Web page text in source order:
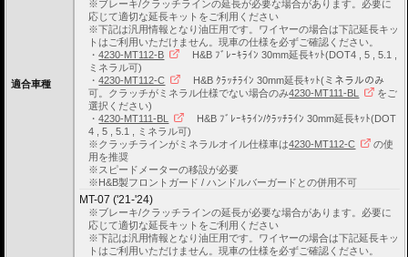
適合車種
※ブレーキ/クラッチラインの延長が必要な場合があります。必要に
応じて適切な延長キットをご利用ください
※下記は汎用情報となり油圧用です。ワイヤーの場合は下記延長キッ
トはご利用いただけません。現車の仕様を必ずご確認ください。
・4230-MT112-B
H&B ﾌﾞﾚｰｷﾗｲﾝ 30mm延長ｷｯﾄ(DOT4 , 5 , 5.1 ,
ミネラル可)
・4230-MT112-C
H&B ｸﾗｯﾁﾗｲﾝ 30mm延長ｷｯﾄ(ミネラルのみ
可。クラッチがミネラル仕様でない場合のみ4230-MT111-BL
をご
選択ください)
・4230-MT111-BL
H&B ﾌﾞﾚｰｷﾗｲﾝ/ｸﾗｯﾁﾗｲﾝ 30mm延長ｷｯﾄ(DOT
4 , 5 , 5.1 , ミネラル可)
※クラッチラインがミネラルオイル仕様車は4230-MT112-C
の使
用を推奨
※スピードメーターの移設が必要
※H&B製フロントガード / ハンドルバーガードとの併用不可
MT-07 ('21-'24)
※ブレーキ/クラッチラインの延長が必要な場合があります。必要に
応じて適切な延長キットをご利用ください
※下記は汎用情報となり油圧用です。ワイヤーの場合は下記延長キッ
トはご利用いただけません。現車の仕様を必ずご確認ください。